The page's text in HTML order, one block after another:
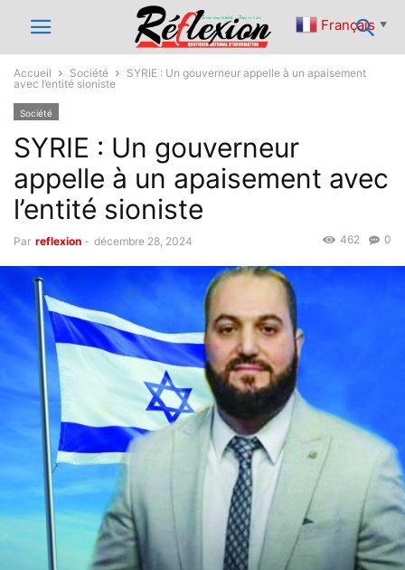
Accueil Société
SYRIE : Un gouverneur appelle à un apaisement
avec l’entité sioniste
Société
SYRIE : Un gouverneur
appelle à un apaisement avec
l’entité sioniste
Par reflexion - décembre 28, 2024 0
462
Français ▼